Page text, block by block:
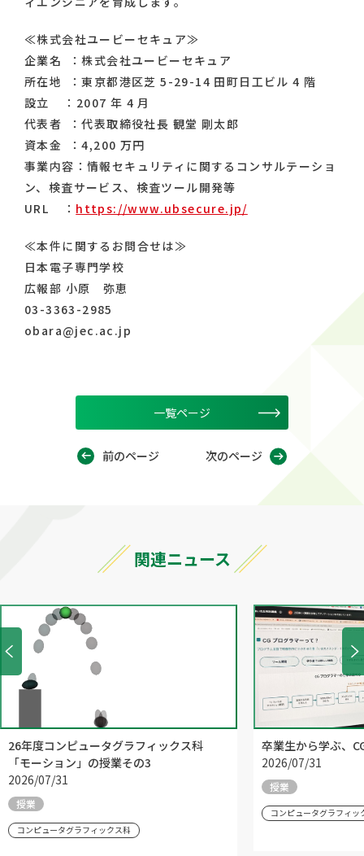
≪株式会社ユービーセキュア≫
企業名 ：株式会社ユービーセキュア
所在地 ：東京都港区芝 5-29-14 田町日工ビル 4 階
設立 ：2007 年 4 月
代表者 ：代表取締役社長 観堂 剛太郎
資本金 ：4,200 万円
事業内容：情報セキュリティに関するコンサルテーショ
ン、検査サービス、検査ツール開発等
URL ： https://www.ubsecure.jp/
≪本件に関するお問合せは≫
日本電子専門学校
広報部 小原 弥恵
03-3363-2985
obara@jec.ac.jp
前のページ
一覧ページ
次のページ
関連ニュース
26年度コンピュータグラフィックス科
「モーション」の授業その3
2026/07/31
授業
コンピュータグラフィックス科
卒業生から学ぶ、
2026/07/31
授業
コンピュータグラフィッ